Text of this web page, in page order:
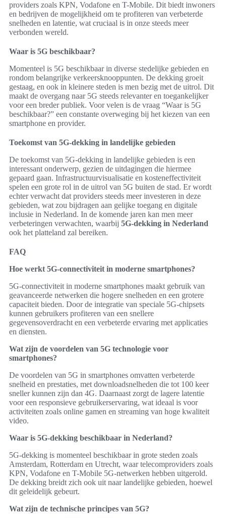
providers zoals KPN, Vodafone en T-Mobile. Dit biedt inwoners
en bedrijven de mogelijkheid om te profiteren van verbeterde
snelheden en latentie, wat cruciaal is in onze steeds meer
verbonden wereld.
Waar is 5G beschikbaar?
Momenteel is 5G beschikbaar in diverse stedelijke gebieden en
rondom belangrijke verkeersknooppunten. De dekking groeit
gestaag, en ook in kleinere steden is men bezig met de uitrol. Dit
maakt de overgang naar 5G steeds relevanter en toegankelijker
voor een breder publiek. Voor velen is de vraag “Waar is 5G
beschikbaar?” een constante overweging bij het kiezen van een
smartphone en provider.
Toekomst van 5G-dekking in landelijke gebieden
De toekomst van 5G-dekking in landelijke gebieden is een
interessant onderwerp, gezien de uitdagingen die hiermee
gepaard gaan. Infrastructuurvisualisatie en kosteneffectiviteit
spelen een grote rol in de uitrol van 5G buiten de stad. Er wordt
echter verwacht dat providers steeds meer investeren in deze
gebieden, wat zou bijdragen aan gelijke toegang en digitale
inclusie in Nederland. In de komende jaren kan men meer
verbeteringen verwachten, waarbij 5G-dekking in Nederland
ook het platteland zal bereiken.
FAQ
Hoe werkt 5G-connectiviteit in moderne smartphones?
5G-connectiviteit in moderne smartphones maakt gebruik van
geavanceerde netwerken die hogere snelheden en een grotere
capaciteit bieden. Door de integratie van speciale 5G-chipsets
kunnen gebruikers profiteren van een snellere
gegevensoverdracht en een verbeterde ervaring met applicaties
en diensten.
Wat zijn de voordelen van 5G technologie voor
smartphones?
De voordelen van 5G in smartphones omvatten verbeterde
snelheid en prestaties, met downloadsnelheden die tot 100 keer
sneller kunnen zijn dan 4G. Daarnaast zorgt de lagere latentie
voor een responsieve gebruikerservaring, wat ideaal is voor
activiteiten zoals online gamen en streaming van hoge kwaliteit
video.
Waar is 5G-dekking beschikbaar in Nederland?
5G-dekking is momenteel beschikbaar in grote steden zoals
Amsterdam, Rotterdam en Utrecht, waar telecomproviders zoals
KPN, Vodafone en T-Mobile 5G-netwerken hebben uitgerold.
De dekking breidt zich ook uit naar landelijke gebieden, hoewel
dit geleidelijk gebeurt.
Wat zijn de technische principes van 5G?